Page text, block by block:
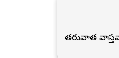
తరువాత